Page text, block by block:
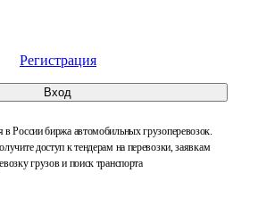
Регистрация
Вход
России биржа автомобильных грузоперевозок.
доступ к тендерам на перевозки, заявкам
грузов и поиск транспорта